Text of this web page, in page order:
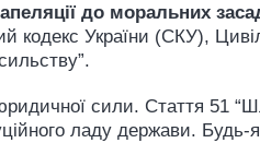
до моральних
кодекс України (СКУ),
сили. Стаття 51
ладу держави.